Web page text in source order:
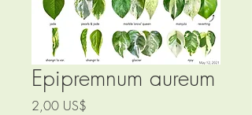
Epipremnum aureum
2,00 US$